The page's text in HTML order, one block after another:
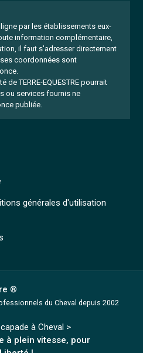
par les établissements eux-
information complémentaire,
il faut s'adresser directement
coordonnées sont
de TERRE-EQUESTRE pourrait
ou services fournis ne
publiée.
générales d'utilisation
®
du Cheval depuis 2002
à Cheval >
à plein vitesse, pour